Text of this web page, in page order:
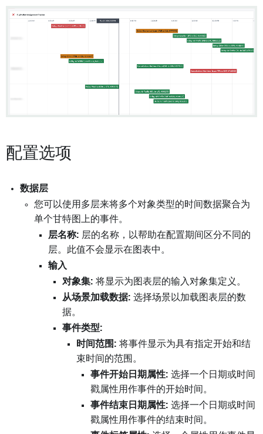
配置选项
数据层
您可以使用多层来将多个对象类型的时间数据聚合为
单个甘特图上的事件。
层名称: 层的名称，以帮助在配置期间区分不同的
层。此值不会显示在图表中。
输入
对象集: 将显示为图表层的输入对象集定义。
从场景加载数据: 选择场景以加载图表层的数
据。
事件类型:
时间范围: 将事件显示为具有指定开始和结
束时间的范围。
事件开始日期属性: 选择一个日期或时间
戳属性用作事件的开始时间。
事件结束日期属性: 选择一个日期或时间
戳属性用作事件的结束时间。